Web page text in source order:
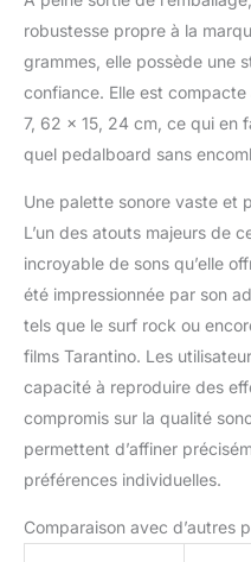
robustesse propre à la
grammes, elle possède une
confiance. Elle est
7, 62 x 15, 24 cm, ce qui en
quel pedalboard sans
Une palette sonore vaste et
L’un des atouts majeurs de
incroyable de sons qu’elle
été impressionnée par son
tels que le surf rock ou
films Tarantino. Les
capacité à reproduire des
compromis sur la qualité
permettent d’affiner
préférences individuelles.
Comparaison avec d’autres